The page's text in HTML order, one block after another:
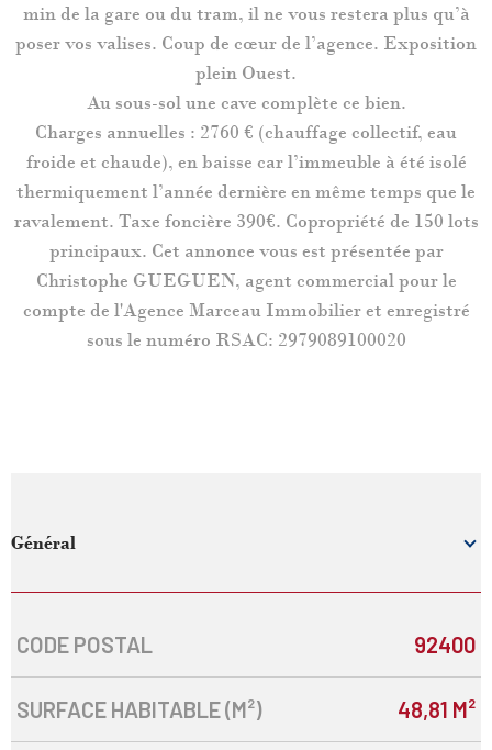
min de la gare ou du tram, il ne vous restera plus qu’à
poser vos valises. Coup de cœur de l’agence. Exposition
plein Ouest.
Au sous-sol une cave complète ce bien.
Charges annuelles : 2760 € (chauffage collectif, eau
froide et chaude), en baisse car l’immeuble à été isolé
thermiquement l’année dernière en même temps que le
ravalement. Taxe foncière 390€. Copropriété de 150 lots
principaux. Cet annonce vous est présentée par
Christophe GUEGUEN, agent commercial pour le
compte de l'Agence Marceau Immobilier et enregistré
sous le numéro RSAC: 2979089100020
Général
Caractérisque Valeurs
CODE POSTAL 92400
SURFACE HABITABLE (M²) 48,81 M²